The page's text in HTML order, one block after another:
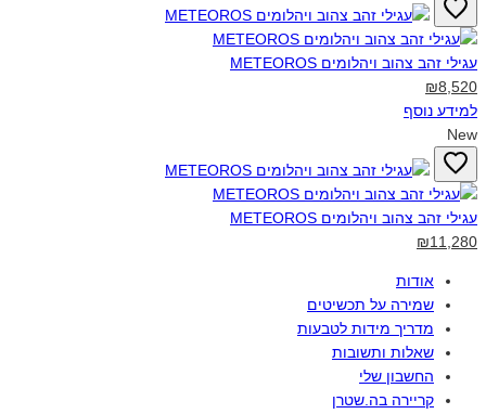
עגילי זהב צהוב ויהלומים METEOROS‎
₪8,520
למידע נוסף
New
עגילי זהב צהוב ויהלומים METEOROS‎
₪11,280
אודות
שמירה על תכשיטים
מדריך מידות לטבעות
שאלות ותשובות
החשבון שלי
קריירה בה.שטרן